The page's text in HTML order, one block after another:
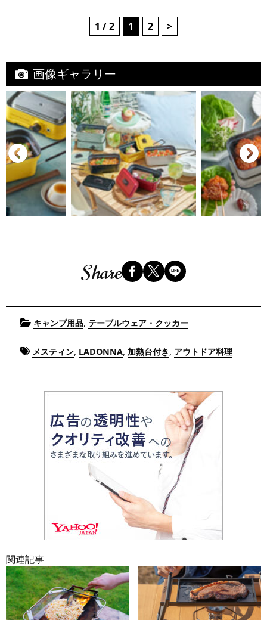
1 / 2 1 2 >
画像ギャラリー
Share
Posted
キャンプ用品, テーブルウェア・クッカー
Tagged
メスティン, LADONNA, 加熱台付き, アウトドア料理
関連記事